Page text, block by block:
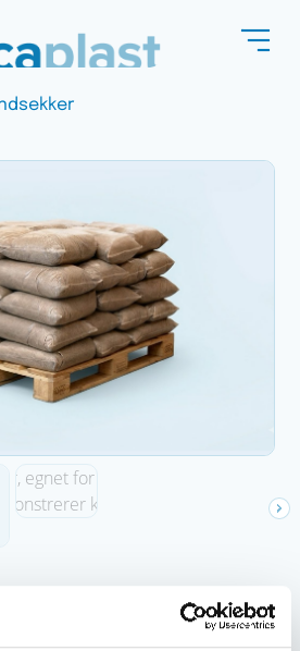
Fåes i liten eller stor